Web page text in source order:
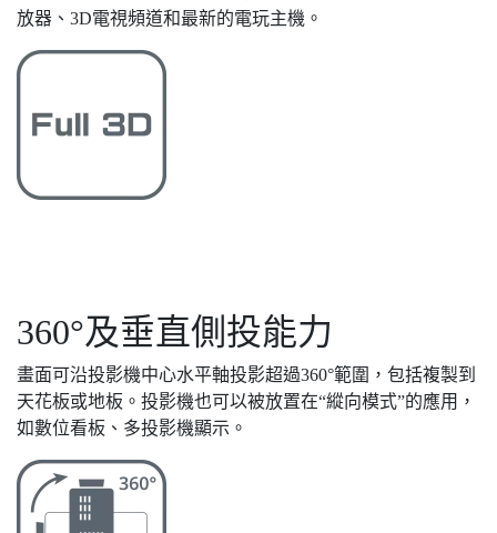
放器、3D電視頻道和最新的電玩主機。
360°及垂直側投能力
畫面可沿投影機中心水平軸投影超過360°範圍，包括複製到
天花板或地板。投影機也可以被放置在“縱向模式”的應用，
如數位看板、多投影機顯示。